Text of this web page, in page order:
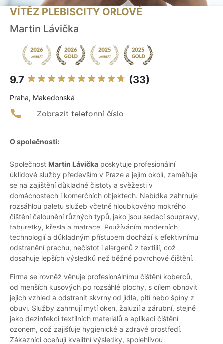
VÍTĚZ PLEBISCITY ORLOVÉ
Martin Lávička
9.7 (33)
Praha, Makedonská
Zobrazit telefonní číslo
O společnosti:
Společnost Martin Lávička poskytuje profesionální
úklidové služby především v Praze a jejím okolí, zaměřuje
se na zajištění důkladné čistoty a svěžesti v
domácnostech i komerčních objektech. Nabídka zahrnuje
rozsáhlou paletu služeb včetně hloubkového mokrého
čištění čalounění různých typů, jako jsou sedací soupravy,
taburetky, křesla a matrace. Používáním moderních
technologií a důkladným přístupem dochází k efektivnímu
odstranění prachu, nečistot i alergenů z textilií, což
dosahuje lepších výsledků než běžné povrchové čištění.
Firma se rovněž věnuje profesionálnímu čištění koberců,
od menších kusových po rozsáhlé plochy, s cílem obnovit
jejich vzhled a odstranit skvrny od jídla, pití nebo špíny z
obuvi. Služby zahrnují mytí oken, žaluzií a zárubní, stejně
jako dezinfekci textilních materiálů a aplikaci čištění
ozonem, což zajišťuje hygienické a zdravé prostředí.
Zákazníci oceňují kvalitní výsledky, spolehlivou